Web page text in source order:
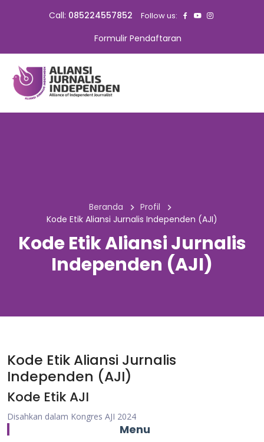
Call: 085224557852 Follow us:
Formulir Pendaftaran
Beranda
Profil
Kode Etik Aliansi Jurnalis Independen (AJI)
Kode Etik Aliansi Jurnalis
Independen (AJI)
Kode Etik Aliansi Jurnalis
Independen (AJI)
Kode Etik AJI
Disahkan dalam Kongres AJI 2024
Menu